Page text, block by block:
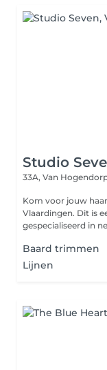
Studio
33A, Van
Kom voor jouw
Vlaardingen. Dit is
gespecialiseerd in
Baard trimmen
Lijnen